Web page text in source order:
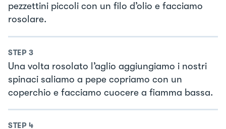
pezzettini piccoli con un filo d’olio e facciamo
rosolare.
STEP 3
Una volta rosolato l’aglio aggiungiamo i nostri
spinaci saliamo a pepe copriamo con un
coperchio e facciamo cuocere a fiamma bassa.
STEP 4